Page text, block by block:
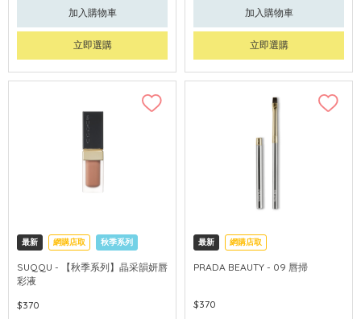
加入購物車
立即選購
加入購物車
立即選購
最新 網購店取 秋季系列
SUQQU - 【秋季系列】晶采韻妍唇
彩液
$370
最新 網購店取
PRADA BEAUTY - 09 唇掃
$370